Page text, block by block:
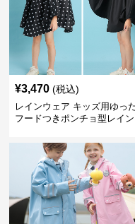
¥3,470 (税込)
レインウェア キッズ用ゆっ
フードつきポンチョ型レイン